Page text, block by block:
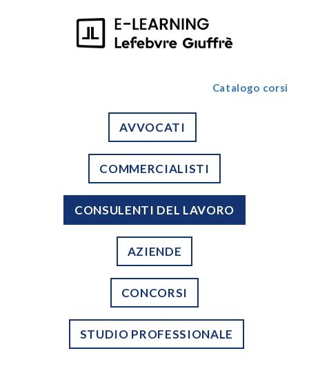
Catalogo corsi
AVVOCATI
COMMERCIALISTI
CONSULENTI DEL LAVORO
AZIENDE
CONCORSI
STUDIO PROFESSIONALE